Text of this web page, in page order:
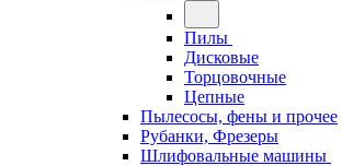
Пилы
Дисковые
Торцовочные
Цепные
Пылесосы, фены и прочее
Рубанки, Фрезеры
Шлифовальные машины